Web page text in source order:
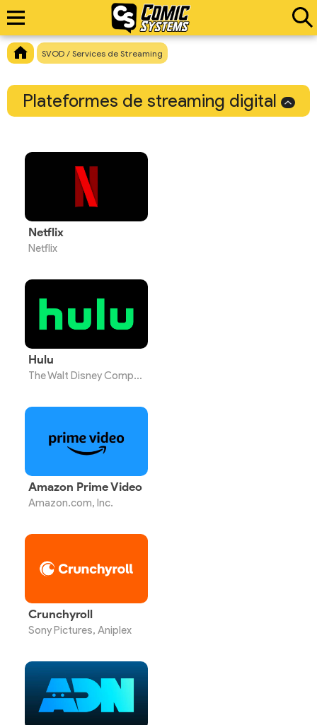
SVOD / Services de Streaming
Plateformes de streaming digital
Netflix
Netflix
Hulu
The Walt Disney Company
Amazon Prime Video
Amazon.com, Inc.
Crunchyroll
Sony Pictures, Aniplex